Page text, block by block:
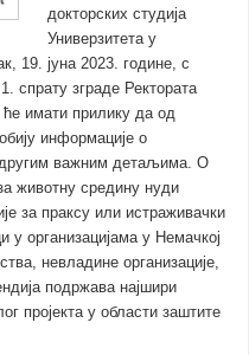
докторских студија
Универзитета у
19. јуна 2023. године, с
спрату зграде Ректората
ће имати прилику да од
информације о
другим важним детаљима. О
животну средину нуди
за праксу или истраживачки
у организацијама у Немачкој
невладине организације,
подржава најшири
пројекта у области заштите